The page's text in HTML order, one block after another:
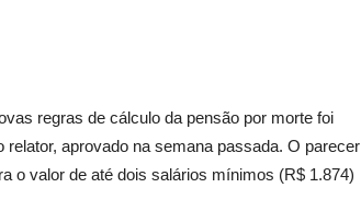
regras de cálculo da pensão por morte foi
aprovado na semana passada. O parecer
o valor de até dois salários mínimos (R$ 1.874)